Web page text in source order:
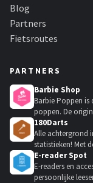
Blog
Partners
Fietsroutes
PARTNERS
Barbie Shop
Barbie Poppen is
poppen. De
180Darts
Alle achtergrond
statistieken! Met
E-reader Spot
E-readers en
persoonlijke